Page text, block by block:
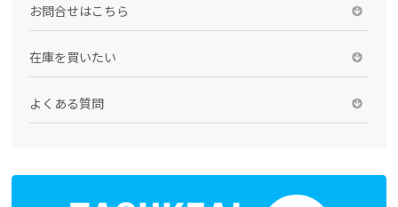
お問合せはこちら
在庫を買いたい
よくある質問